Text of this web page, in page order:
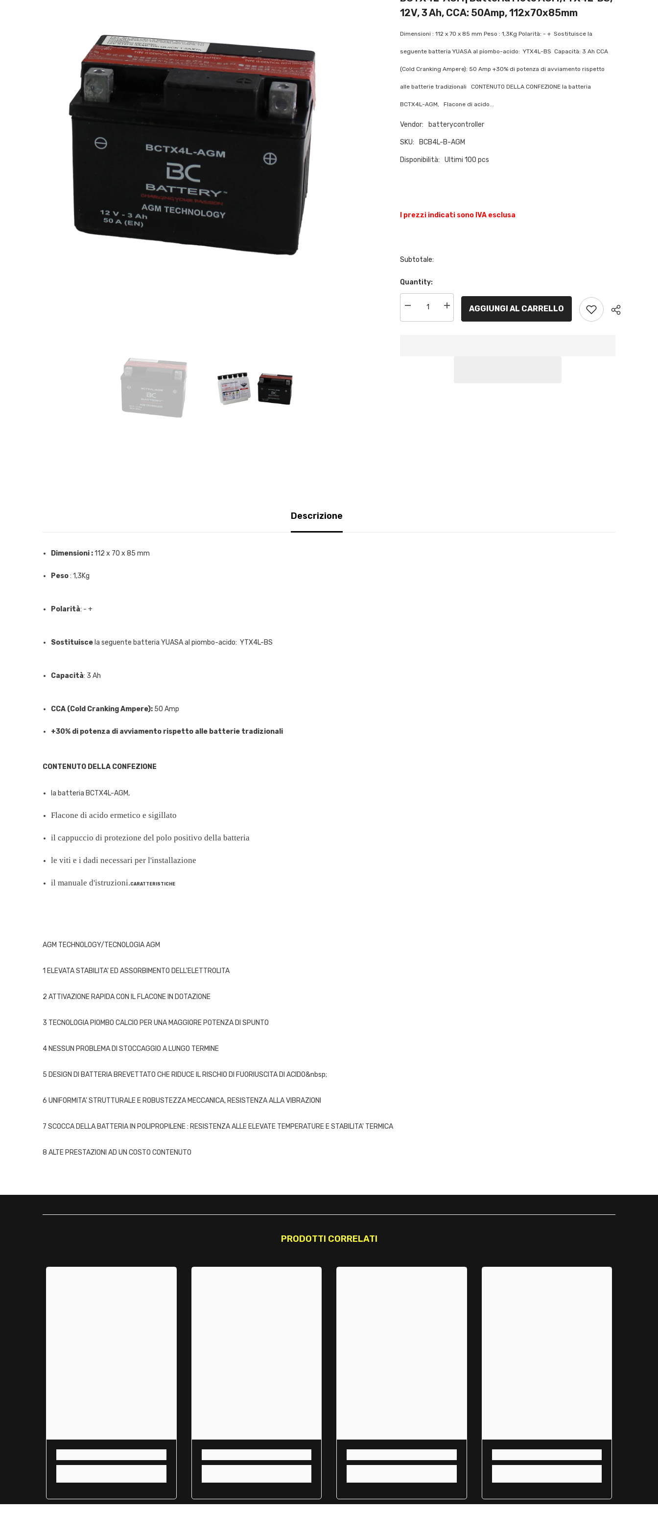
12V, 3 Ah, CCA: 50Amp, 112x70x85mm
Dimensioni : 112 x 70 x 85 mm Peso : 1,3Kg Polarità: - + Sostituisce la
seguente batteria YUASA al piombo-acido: YTX4L-BS Capacità: 3 Ah CCA
(Cold Cranking Ampere): 50 Amp +30% di potenza di avviamento rispetto
alle batterie tradizionali CONTENUTO DELLA CONFEZIONE la batteria
BCTX4L-AGM, Flacone di acido...
Vendor: batterycontroller
SKU: BCB4L-B-AGM
Disponibilità: Ultimi 100 pcs
I prezzi indicati sono IVA esclusa
Subtotale:
Quantity:
Decrease
for
Increase
for
AGGIUNGI AL CARRELLO
Descrizione
Dimensioni :112 x 70 x 85 mm
Peso: 1,3Kg
Polarità: - +
Sostituisce la seguente batteria YUASA al piombo-acido: YTX4L-BS
Capacità: 3 Ah
CCA (Cold Cranking Ampere): 50 Amp
+30% di potenza di avviamento rispetto alle batterie tradizionali
CONTENUTO DELLA CONFEZIONE
la batteria BCTX4L-AGM,
Flacone di acido ermetico e sigillato
il cappuccio di protezione del polo positivo della batteria
le viti e i dadi necessari per l'installazione
il manuale d'istruzioni. CARATTERISTICHE
AGM TECHNOLOGY/TECNOLOGIA AGM
1 ELEVATA STABILITA' ED ASSORBIMENTO DELL'ELETTROLITA
2 ATTIVAZIONE RAPIDA CON IL FLACONE IN DOTAZIONE
3 TECNOLOGIA PIOMBO CALCIO PER UNA MAGGIORE POTENZA DI SPUNTO
4 NESSUN PROBLEMA DI STOCCAGGIO A LUNGO TERMINE
5 DESIGN DI BATTERIA BREVETTATO CHE RIDUCE IL RISCHIO DI FUORIUSCITA DI ACIDO&nbsp;
6 UNIFORMITA' STRUTTURALE E ROBUSTEZZA MECCANICA, RESISTENZA ALLA VIBRAZIONI
7 SCOCCA DELLA BATTERIA IN POLIPROPILENE : RESISTENZA ALLE ELEVATE TEMPERATURE E STABILITA' TERMICA
8 ALTE PRESTAZIONI AD UN COSTO CONTENUTO
PRODOTTI CORRELATI